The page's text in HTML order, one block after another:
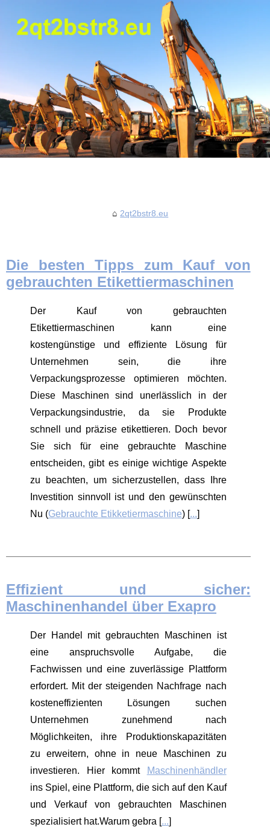
2qt2bstr8.eu
Die besten Tipps zum Kauf von
gebrauchten Etikettiermaschinen
Der Kauf von gebrauchten
Etikettiermaschinen kann eine
kostengünstige und effiziente Lösung für
Unternehmen sein, die ihre
Verpackungsprozesse optimieren möchten.
Diese Maschinen sind unerlässlich in der
Verpackungsindustrie, da sie Produkte
schnell und präzise etikettieren. Doch bevor
Sie sich für eine gebrauchte Maschine
entscheiden, gibt es einige wichtige Aspekte
zu beachten, um sicherzustellen, dass Ihre
Investition sinnvoll ist und den gewünschten
Nu (Gebrauchte Etikketiermaschine) [...]
Effizient und sicher:
Maschinenhandel über Exapro
Der Handel mit gebrauchten Maschinen ist
eine anspruchsvolle Aufgabe, die
Fachwissen und eine zuverlässige Plattform
erfordert. Mit der steigenden Nachfrage nach
kosteneffizienten Lösungen suchen
Unternehmen zunehmend nach
Möglichkeiten, ihre Produktionskapazitäten
zu erweitern, ohne in neue Maschinen zu
investieren. Hier kommt
Maschinenhändler
ins Spiel, eine Plattform, die sich auf den Kauf
und Verkauf von gebrauchten Maschinen
spezialisiert hat.Warum gebra [...]